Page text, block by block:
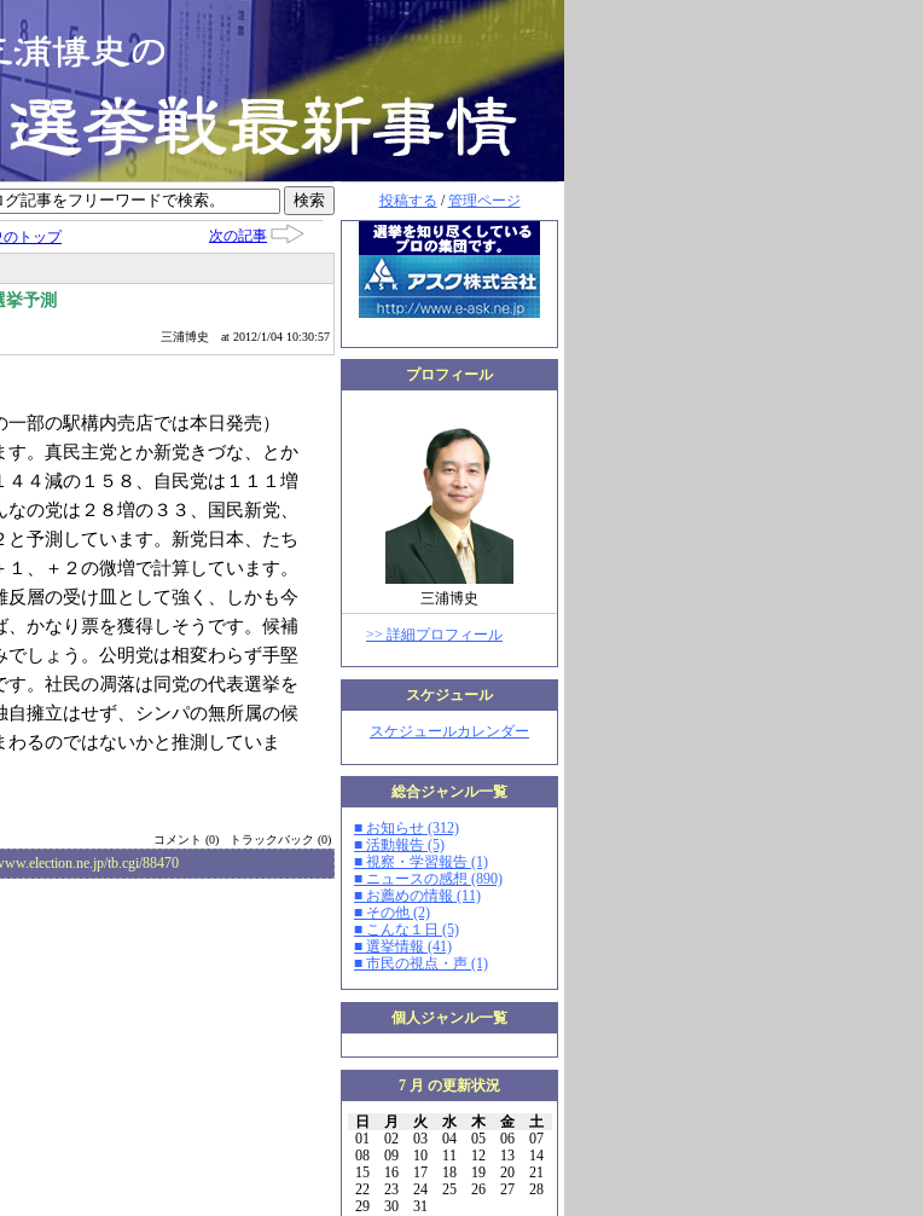
投稿する /管理ページ
プロフィール
三浦博史
>> 詳細プロフィール
スケジュール
スケジュールカレンダー
総合ジャンル一覧
■ お知らせ (312)
■ 活動報告 (5)
■ 視察・学習報告 (1)
■ ニュースの感想 (890)
■ お薦めの情報 (11)
■ その他 (2)
■ こんな１日 (5)
■ 選挙情報 (41)
■ 市民の視点・声 (1)
個人ジャンル一覧
7 月 の更新状況
日 月 火 水 木 金
土
01
02 03 04 05 06
07
08
09 10 11 12 13
14
15
16 17 18 19 20
21
22
23 24 25 26 27
28
29
30
31
のトップ
次の記事
挙予測
三浦博史 at 2012/1/04 10:30:57
部の駅構内売店では本日発売）
。真民主党とか新党きづな、とか
４減の１５８、自民党は１１１増
の党は２８増の３３、国民新党、
予測しています。新党日本、たち
、＋２の微増で計算しています。
層の受け皿として強く、しかも今
かなり票を獲得しそうです。候補
しょう。公明党は相変わらず手堅
す。社民の凋落は同党の代表選挙を
擁立はせず、シンパの無所属の候
るのではないかと推測していま
コメント (0) トラックバック (0)
tb.cgi/88470